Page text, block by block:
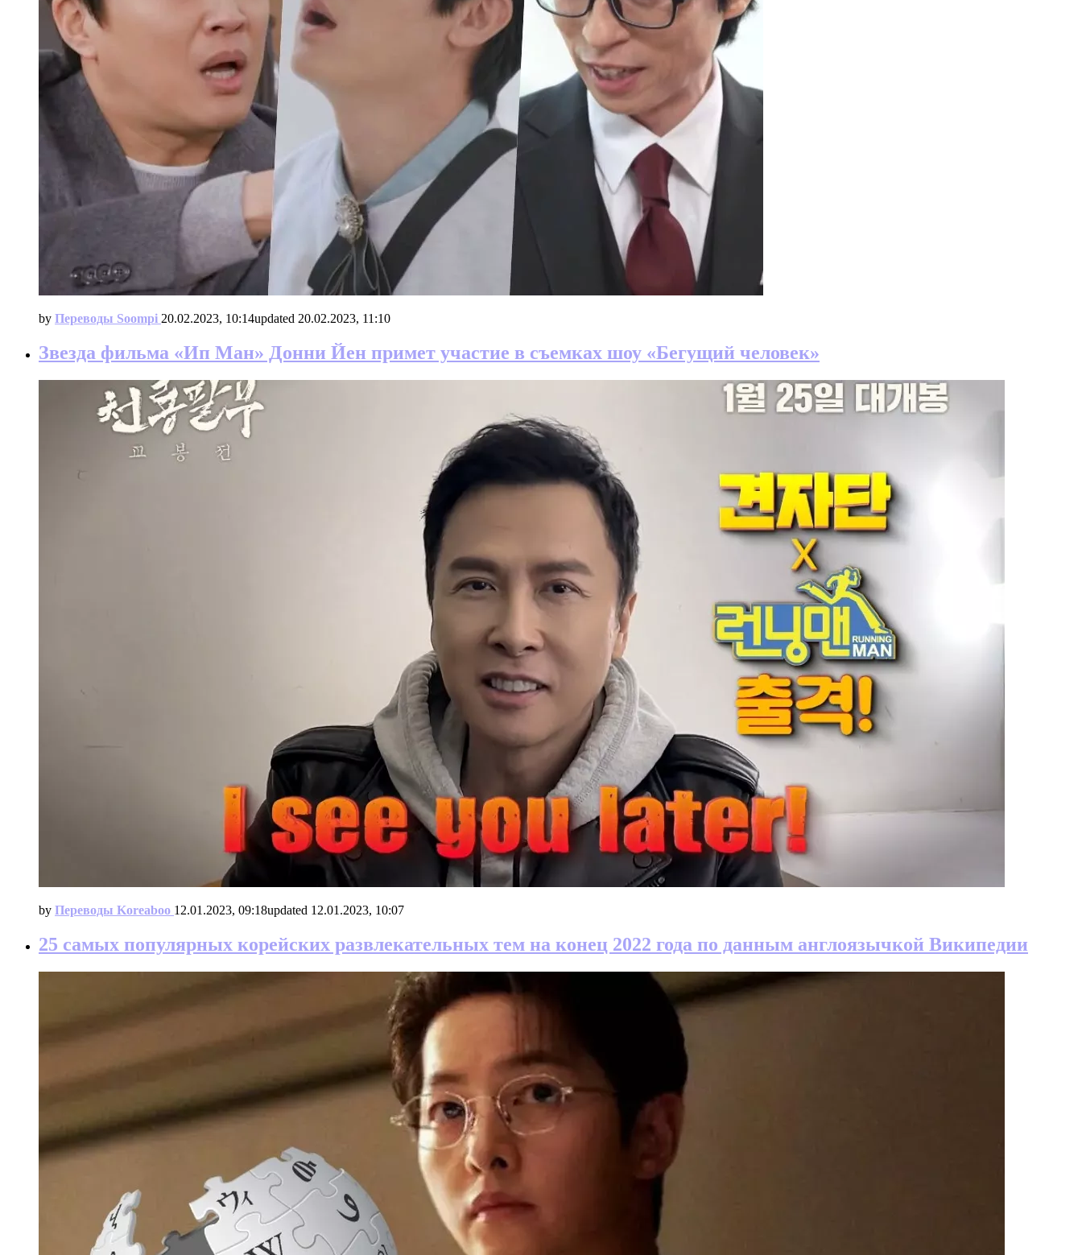
by Переводы Soompi 20.02.2023, 10:14updated 20.02.2023, 11:10
Звезда фильма «Ип Ман» Донни Йен примет участие в съемках шоу «Бегущий человек»
by Переводы Koreaboo 12.01.2023, 09:18updated 12.01.2023, 10:07
25 самых популярных корейских развлекательных тем на конец 2022 года по данным англоязычкой Википедии